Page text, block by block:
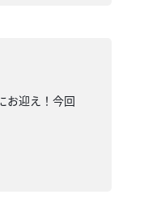
お迎え！今回